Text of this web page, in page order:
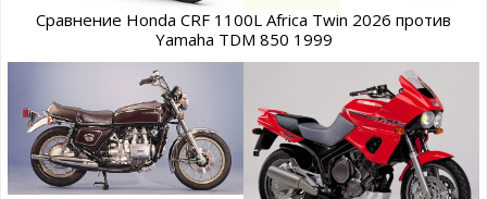
Сравнение Honda CRF 1100L Africa Twin 2026 против
Yamaha TDM 850 1999